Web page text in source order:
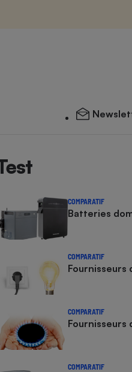
COMPARATIF
Batteries
COMPARATIF
COMPARATIF
Fournisseurs
COMPARATIF